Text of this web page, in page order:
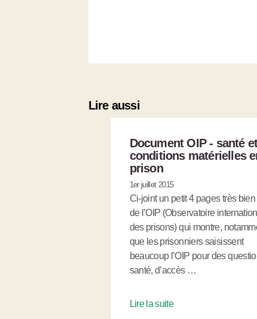
Lire aussi
Document OIP - santé
conditions matérielles
prison
1er juillet 2015
Ci-joint un petit 4 pages très bien
de l’OIP (Observatoire
des prisons) qui montre,
que les prisonniers saisissent
beaucoup l’OIP pour des
santé, d’accès …
Lire la suite